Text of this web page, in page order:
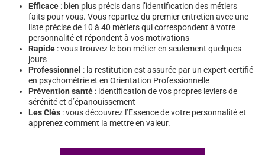
Efficace : bien plus précis dans l’identification des métiers
faits pour vous. Vous repartez du premier entretien avec une
liste précise de 10 à 40 métiers qui correspondent à votre
personnalité et répondent à vos motivations
Rapide : vous trouvez le bon métier en seulement quelques
jours
Professionnel : la restitution est assurée par un expert certifié
en psychométrie et en Orientation Professionnelle
Prévention santé : identification de vos propres leviers de
sérénité et d’épanouissement
Les Clés : vous découvrez l’Essence de votre personnalité et
apprenez comment la mettre en valeur.